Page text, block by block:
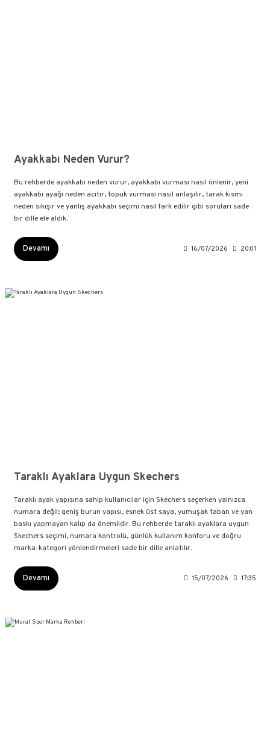
Ayakkabı Neden Vurur?
Bu rehberde ayakkabı neden vurur, ayakkabı vurması nasıl önlenir, yeni
ayakkabı ayağı neden acıtır, topuk vurması nasıl anlaşılır, tarak kısmı
neden sıkışır ve yanlış ayakkabı seçimi nasıl fark edilir gibi soruları sade
bir dille ele aldık.
Devamı 16/07/2026 20:01
Taraklı Ayaklara Uygun Skechers
Taraklı ayak yapısına sahip kullanıcılar için Skechers seçerken yalnızca
numara değil; geniş burun yapısı, esnek üst saya, yumuşak taban ve yan
baskı yapmayan kalıp da önemlidir. Bu rehberde taraklı ayaklara uygun
Skechers seçimi, numara kontrolü, günlük kullanım konforu ve doğru
marka-kategori yönlendirmeleri sade bir dille anlatılır.
Devamı 15/07/2026 17:35